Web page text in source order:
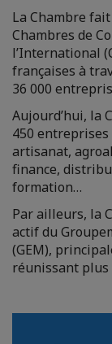
La Chambre
Chambres de
l’International
françaises à
36 000
Aujourd’hui, la
450
artisanat,
finance,
formation…
Par ailleurs, la
actif du
(GEM),
réunissant plus